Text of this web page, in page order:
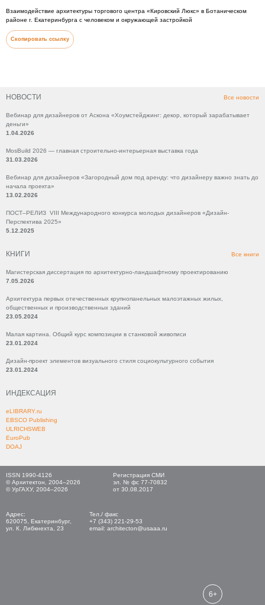
НОВОСТИ Все новости
Вебинар для дизайнеров от Аскона «Хоумстейджинг: декор, который зарабатывает
деньги»
1.04.2026
MosBuild 2026 — главная строительно-интерьерная выставка года
31.03.2026
Вебинар для дизайнеров «Загородный дом под аренду: что дизайнеру важно знать до
начала проекта»
13.02.2026
ПОСТ–РЕЛИЗ VIII Международного конкурса молодых дизайнеров «Дизайн-
Перспектива 2025»
5.12.2025
КНИГИ Все книги
Магистерская диссертация по архитектурно-ландшафтному проектированию
7.05.2026
Архитектура первых отечественных крупнопанельных малоэтажных жилых,
общественных и производственных зданий
23.05.2024
Малая картина. Общий курс композиции в станковой живописи
23.01.2024
Дизайн-проект элементов визуального стиля социокультурного события
23.01.2024
ИНДЕКСАЦИЯ
eLIBRARY.ru
EBSCO Publishing
ULRICHSWEB
EuroPub
DOAJ
Взаимодействие архитектуры торгового центра «Кировский Люкс» в Ботаническом
районе г. Екатеринбурга с человеком и окружающей застройкой
Скопировать ссылку
ISSN 1990-4126
© Архитектон, 2004–2026
© УрГАХУ, 2004–2026
Регистрация СМИ
эл. № фс 77-70832
от 30.08.2017
Адрес:
620075, Екатеринбург,
ул. К. Либкнехта, 23
Тел./ факс
+7 (343) 221-29-53
email: architecton@usaaa.ru
6+